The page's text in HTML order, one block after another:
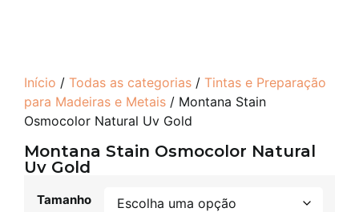
Início / Todas as categorias / Tintas e Preparação
para Madeiras e Metais / Montana Stain
Osmocolor Natural Uv Gold
Montana Stain Osmocolor Natural
Uv Gold
Tamanho